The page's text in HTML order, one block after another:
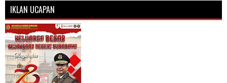
IKLAN UCAPAN